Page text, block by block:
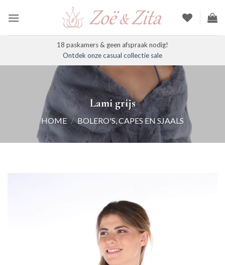
naar
18 paskamers & geen afspraak nodig!
Ontdek onze casual collectie sale
Lami grijs
HOME / BOLERO'S, CAPES EN SJAALS